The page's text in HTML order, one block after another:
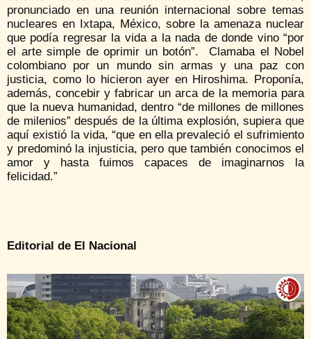
pronunciado en una reunión internacional sobre temas
nucleares en Ixtapa, México, sobre la amenaza nuclear
que podía regresar la vida a la nada de donde vino “por
el arte simple de oprimir un botón”. Clamaba el Nobel
colombiano por un mundo sin armas y una paz con
justicia, como lo hicieron ayer en Hiroshima. Proponía,
además, concebir y fabricar un arca de la memoria para
que la nueva humanidad, dentro “de millones de millones
de milenios” después de la última explosión, supiera que
aquí existió la vida, “que en ella prevaleció el sufrimiento
y predominó la injusticia, pero que también conocimos el
amor y hasta fuimos capaces de imaginarnos la
felicidad.”
Editorial de El Nacional